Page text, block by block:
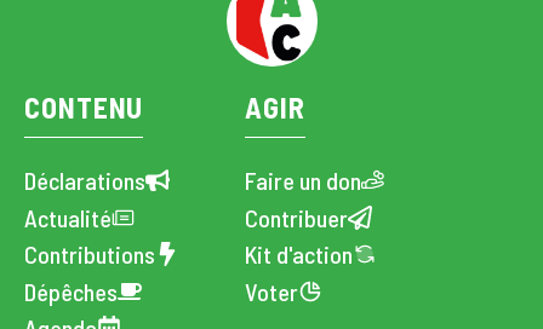
CONTENU
Déclarations
Actualité
Contributions
Dépêches
AGIR
Faire un don
Contribuer
Kit d'action
Voter